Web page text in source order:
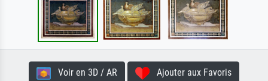
Voir en 3D / AR Ajouter aux Favoris